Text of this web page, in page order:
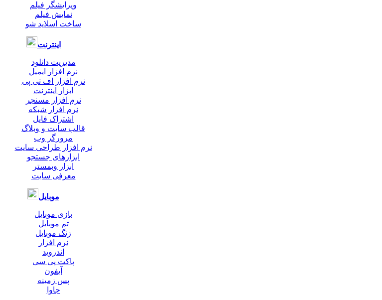
ویرایشگر فیلم
نمایش فیلم
ساخت اسلاید شو
اینترنت
مدیریت دانلود
نرم افزار ایمیل
نرم افزار اف تی پی
ابزار اینترنت
نرم افزار مسنجر
نرم افزار شبکه
اشتراک فایل
قالب سایت و وبلاگ
مرورگر وب
نرم افزار طراحی سایت
ابزارهای جستجو
ابزار وبمستر
معرفی سایت
موبایل
بازی موبایل
تم موبایل
زنگ موبایل
نرم افزار
اندروید
پاکت پی سی
آیفون
پس زمینه
جاوا